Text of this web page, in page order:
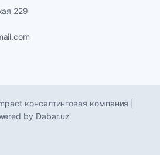
229
консалтинговая компания |
by Dabar.uz